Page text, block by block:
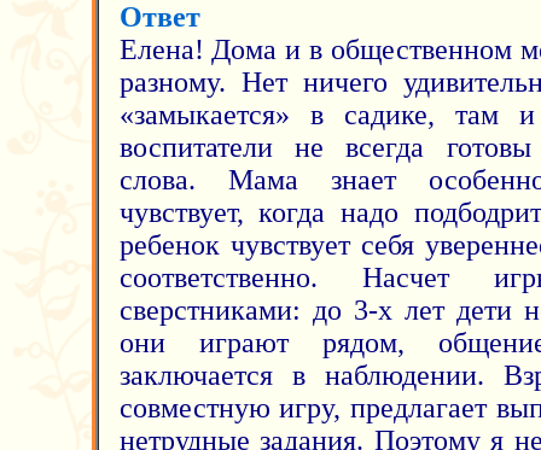
Ответ
Елена! Дома и в общественном
разному. Нет ничего
«замыкается» в садике, там
воспитатели не всегда
слова. Мама знает
чувствует, когда надо
ребенок чувствует себя
соответственно.
сверстниками: до 3-х лет дети
они играют рядом,
заключается в наблюдении.
совместную игру, предлагает
нетрудные задания. Поэтому я